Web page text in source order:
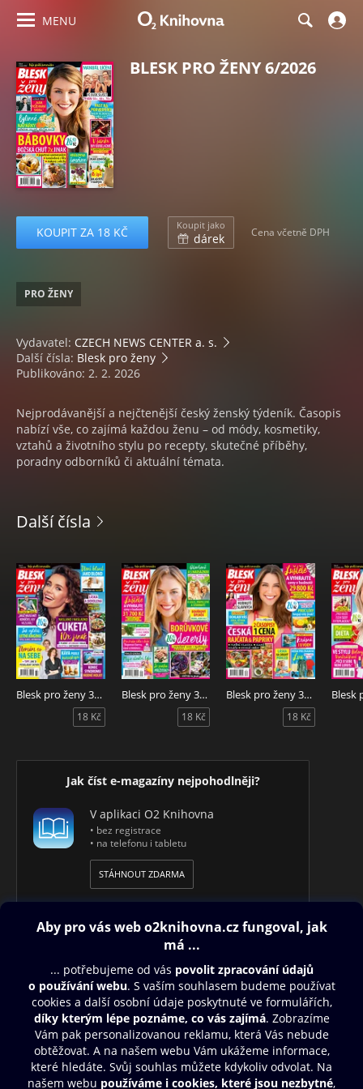
MENU
BLESK PRO ŽENY 6/2026
KOUPIT ZA 18 KČ Koupit jako
dárek Cena včetně DPH
PRO ŽENY
Vydavatel: CZECH NEWS CENTER a. s.
Další čísla: Blesk pro ženy
Publikováno: 2. 2. 2026
Nejprodávanější a nejčtenější český ženský týdeník. Časopis
nabízí vše, co zajímá každou ženu – od módy, kosmetiky,
vztahů a životního stylu po recepty, skutečné příběhy,
poradny odborníků či aktuální témata.
Další čísla
Blesk pro ženy 32/2026
18 Kč
Blesk pro ženy 31/2026
18 Kč
Blesk pro ženy 30/2026
18 Kč
Jak číst e-magazíny nejpohodlněji?
V aplikaci O2 Knihovna
• bez registrace
• na telefonu i tabletu
STÁHNOUT ZDARMA
Obsah ke stažení
Moje O2 Knihovna
Další zábava